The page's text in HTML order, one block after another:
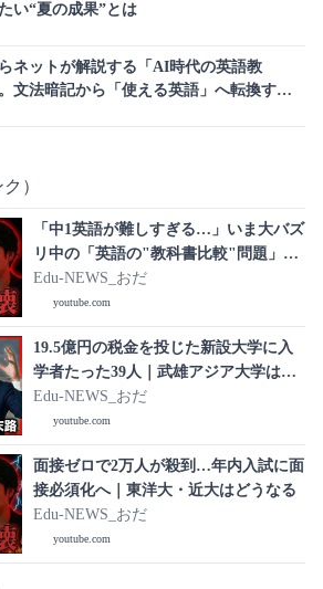
い“夏の成果”とは
ネットが解説する「AI時代の英語教
文法暗記から「使える英語」へ転換する
）
「中1英語が難しすぎる…」いま大バズ
リ中の「英語の"教科書比較"問題」を
徹底検証
Edu-NEWS_おだ
youtube.com
19.5億円の税金を投じた新設大学に入
学者たった39人｜武雄アジア大学はな
ぜ失敗したのか
Edu-NEWS_おだ
youtube.com
面接ゼロで2万人が殺到…年内入試に面
接必須化へ｜東洋大・近大はどうなる
Edu-NEWS_おだ
youtube.com